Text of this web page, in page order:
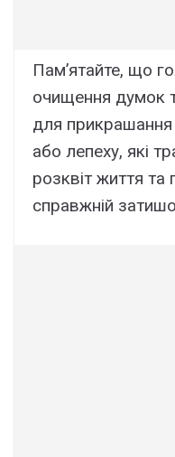
Пам’ятайте, що
очищення думок
для прикрашання
або лепеху, які
розквіт життя та
справжній